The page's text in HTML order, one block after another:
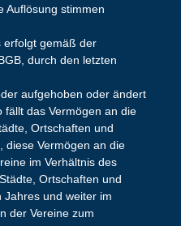
Auflösung stimmen
erfolgt gemäß der
durch den letzten
aufgehoben oder ändert
fällt das Vermögen an die
Ortschaften und
diese Vermögen an die
im Verhältnis des
Ortschaften und
und weiter im
der Vereine zum